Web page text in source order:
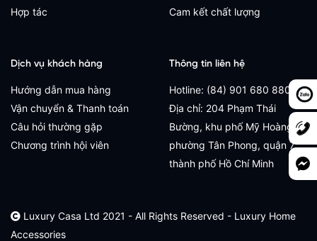
Hợp tác
Cam kết chất lượng
Dịch vụ khách hàng
Hướng dẫn mua hàng
Vận chuyển & Thanh toán
Câu hỏi thường gặp
Chương trình hội viên
Thông tin liên hệ
Hotline: (84) 901 680 880
Địa chỉ: 204 Phạm Thái
Bường, khu phố Mỹ Hoàng,
phường Tân Phong, quận 7,
thành phố Hồ Chí Minh
Luxury Casa Ltd 2021 - All Rights Reserved - Luxury Home
Accessories